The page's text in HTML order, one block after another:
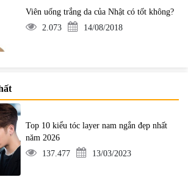
Viên uống trắng da của Nhật có tốt không?
2.073
14/08/2018
Top 10 kiểu tóc layer nam ngắn đẹp nhất
năm 2026
137.477
13/03/2023